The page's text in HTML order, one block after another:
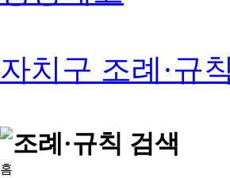
자치구 조례·규칙
홈